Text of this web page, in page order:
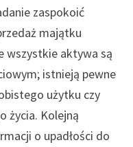
zaspokoić
majątku
wszystkie aktywa są
istnieją pewne
użytku czy
życia. Kolejną
o upadłości do